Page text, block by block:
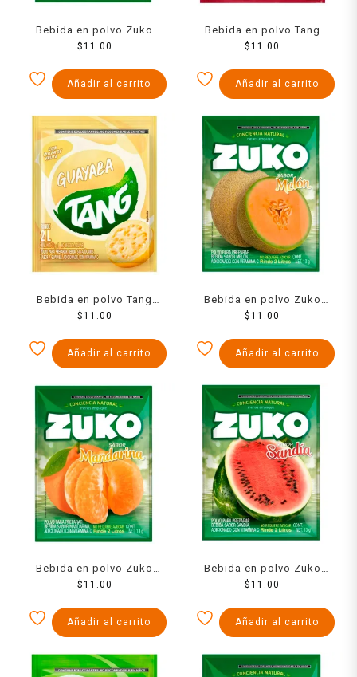
Bebida en polvo Zuko
sabor manzana 13 g
$11.00
Añadir al carrito
Bebida en polvo Tang
jamaica 13 g
$11.00
Añadir al carrito
Bebida en polvo Tang
guayaba 13 g
$11.00
Añadir al carrito
Bebida en polvo Zuko
sabor melon 13 g
$11.00
Añadir al carrito
Bebida en polvo Zuko
sabor mandarina 13 g
$11.00
Añadir al carrito
Bebida en polvo Zuko
sabor naranja 13 g
$11.00
Añadir al carrito